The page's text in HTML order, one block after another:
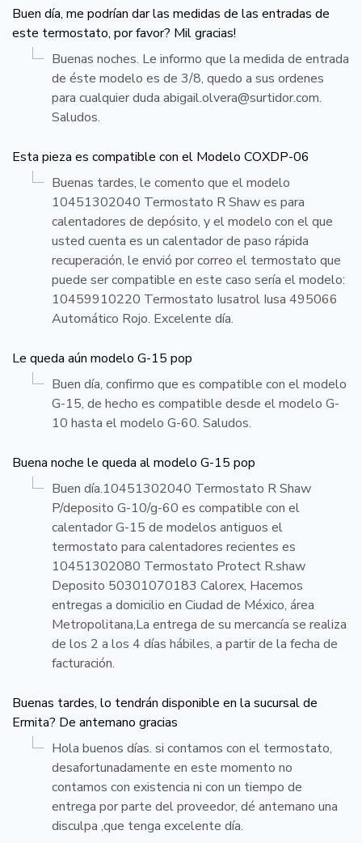
Buen día, me podrían dar las medidas de las entradas de
este termostato, por favor? Mil gracias!
Buenas noches. Le informo que la medida de entrada
de éste modelo es de 3/8, quedo a sus ordenes
para cualquier dudaabigail.olvera@surtidor.com.
Saludos.
Esta pieza es compatible con el Modelo COXDP-06
Buenas tardes, le comento que el modelo
10451302040 Termostato R Shaw es para
calentadores de depósito, y el modelo con el que
usted cuenta es un calentador de paso rápida
recuperación, le envió por correo el termostato que
puede ser compatible en este caso sería el modelo:
10459910220 Termostato Iusatrol Iusa 495066
Automático Rojo. Excelente día.
Le queda aún modelo G-15 pop
Buen día, confirmo que es compatible con el modelo
G-15, de hecho es compatible desde el modelo G-
10 hasta el modelo G-60. Saludos.
Buena noche le queda al modelo G-15 pop
Buen día.10451302040 Termostato R Shaw
P/deposito G-10/g-60 es compatible con el
calentador G-15 de modelos antiguos el
termostato para calentadores recientes es
10451302080 Termostato Protect R.shaw
Deposito 50301070183 Calorex, Hacemos
entregas a domicilio en Ciudad de México, área
Metropolitana,La entrega de su mercancía se realiza
de los 2 a los 4 días hábiles, a partir de la fecha de
facturación.
Buenas tardes, lo tendrán disponible en la sucursal de
Ermita? De antemano gracias
Hola buenos días. si contamos con el termostato,
desafortunadamente en este momento no
contamos con existencia ni con un tiempo de
entrega por parte del proveedor, dé antemano una
disculpa ,que tenga excelente día.